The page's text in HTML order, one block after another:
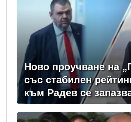
Ново проучване на
със стабилен
към Радев се